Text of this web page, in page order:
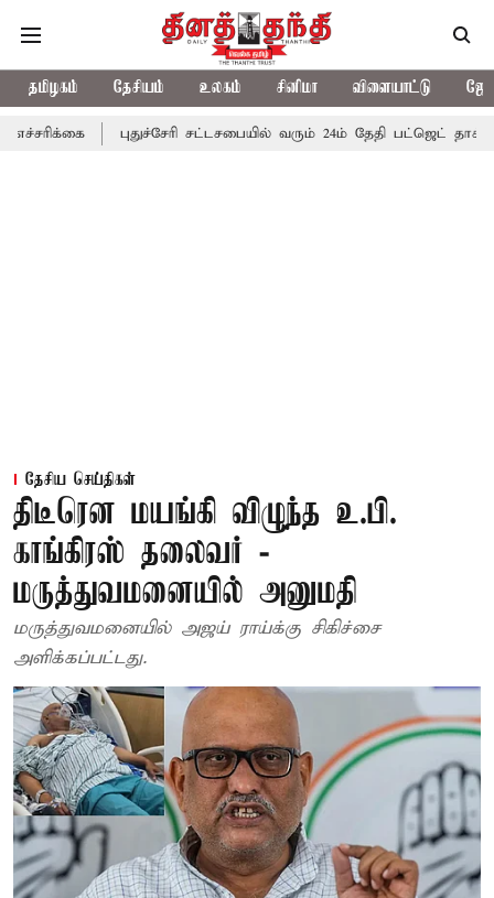
தமிழகம் தேசியம் உலகம் சினிமா விளையாட்டு
புதுச்சேரி சட்டசபையில் வரும் 24ம் தேதி பட்ஜெட் தாக்கல்
தேசிய செய்திகள்
திடீரென மயங்கி விழுந்த உ.பி.
காங்கிரஸ் தலைவர் -
மருத்துவமனையில் அனுமதி
மருத்துவமனையில் அஜய் ராய்க்கு சிகிச்சை
அளிக்கப்பட்டது.